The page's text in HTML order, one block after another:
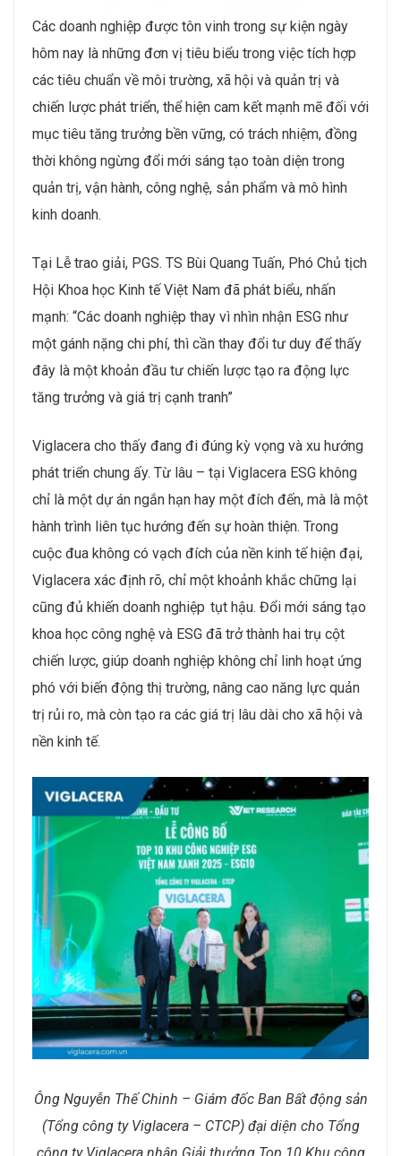
Các doanh nghiệp được tôn vinh trong sự kiện ngày
hôm nay là những đơn vị tiêu biểu trong việc tích hợp
các tiêu chuẩn về môi trường, xã hội và quản trị và
chiến lược phát triển, thể hiện cam kết mạnh mẽ đối với
mục tiêu tăng trưởng bền vững, có trách nhiệm, đồng
thời không ngừng đổi mới sáng tạo toàn diện trong
quản trị, vận hành, công nghệ, sản phẩm và mô hình
kinh doanh.
Tại Lễ trao giải, PGS. TS Bùi Quang Tuấn, Phó Chủ tịch
Hội Khoa học Kinh tế Việt Nam đã phát biểu, nhấn
mạnh: “Các doanh nghiệp thay vì nhìn nhận ESG như
một gánh nặng chi phí, thì cần thay đổi tư duy để thấy
đây là một khoản đầu tư chiến lược tạo ra động lực
tăng trưởng và giá trị cạnh tranh”
Viglacera cho thấy đang đi đúng kỳ vọng và xu hướng
phát triển chung ấy. Từ lâu – tại Viglacera ESG không
chỉ là một dự án ngắn hạn hay một đích đến, mà là một
hành trình liên tục hướng đến sự hoàn thiện. Trong
cuộc đua không có vạch đích của nền kinh tế hiện đại,
Viglacera xác định rõ, chỉ một khoảnh khắc chững lại
cũng đủ khiến doanh nghiệp tụt hậu. Đổi mới sáng tạo
khoa học công nghệ và ESG đã trở thành hai trụ cột
chiến lược, giúp doanh nghiệp không chỉ linh hoạt ứng
phó với biến động thị trường, nâng cao năng lực quản
trị rủi ro, mà còn tạo ra các giá trị lâu dài cho xã hội và
nền kinh tế.
Ông Nguyễn Thế Chinh – Giám đốc Ban Bất động sản
(Tổng công ty Viglacera – CTCP) đại diện cho Tổng